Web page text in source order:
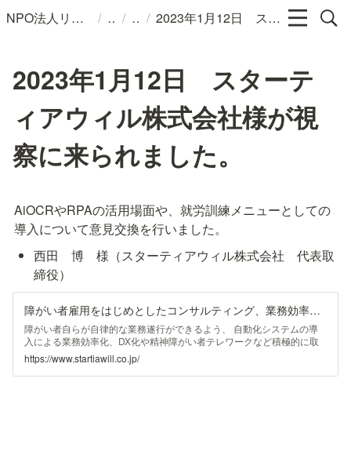
NPO法人リンパカフェ / / / 2023年1月12日 スターティアウィル株式会社様が視察に来られました。
2023年1月12日 スターテ
ィアウィル株式会社様が視
察に来られました。
AiOCRやRPAの活用場面や、就労訓練メニューとしての
導入について意見交換を行いました。
西田　博　様（スターティアウィル株式会社　代表取
締役）
障がい者雇用をはじめとしたコンサルティング、業務効率化のことなら｜スターティアウィル株式会社
障がい者自らが自律的な業務遂行ができるよう、 自動化システムの導
入による業務効率化、DX化や精神障がい者テレワークなど積極的に取
り組んでいます。「障がい者雇用」を単なるCSRではなく、企業の生産
活動に寄与できるものとして捉え、障がい者雇用の未来を創造して参り
ます。
https://www.startiawill.co.jp/